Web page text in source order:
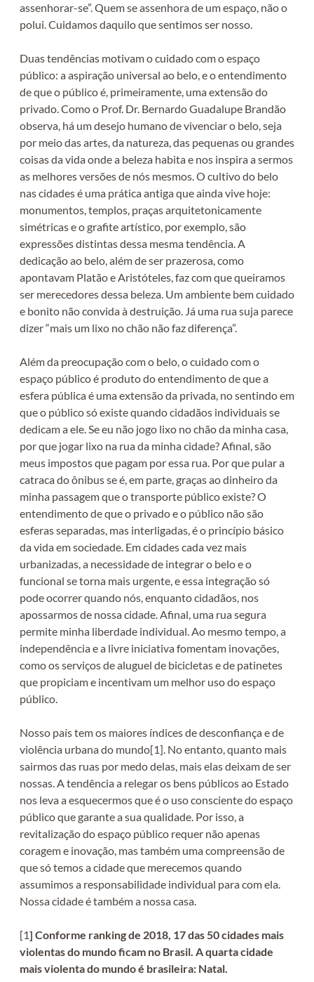
assenhorar-se”. Quem se assenhora de um espaço, não o
polui. Cuidamos daquilo que sentimos ser nosso.
Duas tendências motivam o cuidado com o espaço
público: a aspiração universal ao belo, e o entendimento
de que o público é, primeiramente, uma extensão do
privado. Como o Prof. Dr. Bernardo Guadalupe Brandão
observa, há um desejo humano de vivenciar o belo, seja
por meio das artes, da natureza, das pequenas ou grandes
coisas da vida onde a beleza habita e nos inspira a sermos
as melhores versões de nós mesmos. O cultivo do belo
nas cidades é uma prática antiga que ainda vive hoje:
monumentos, templos, praças arquitetonicamente
simétricas e o grafite artístico, por exemplo, são
expressões distintas dessa mesma tendência. A
dedicação ao belo, além de ser prazerosa, como
apontavam Platão e Aristóteles, faz com que queiramos
ser merecedores dessa beleza. Um ambiente bem cuidado
e bonito não convida à destruição. Já uma rua suja parece
dizer “mais um lixo no chão não faz diferença”.
Além da preocupação com o belo, o cuidado com o
espaço público é produto do entendimento de que a
esfera pública é uma extensão da privada, no sentindo em
que o público só existe quando cidadãos individuais se
dedicam a ele. Se eu não jogo lixo no chão da minha casa,
por que jogar lixo na rua da minha cidade? Afinal, são
meus impostos que pagam por essa rua. Por que pular a
catraca do ônibus se é, em parte, graças ao dinheiro da
minha passagem que o transporte público existe? O
entendimento de que o privado e o público não são
esferas separadas, mas interligadas, é o princípio básico
da vida em sociedade. Em cidades cada vez mais
urbanizadas, a necessidade de integrar o belo e o
funcional se torna mais urgente, e essa integração só
pode ocorrer quando nós, enquanto cidadãos, nos
apossarmos de nossa cidade. Afinal, uma rua segura
permite minha liberdade individual. Ao mesmo tempo, a
independência e a livre iniciativa fomentam inovações,
como os serviços de aluguel de bicicletas e de patinetes
que propiciam e incentivam um melhor uso do espaço
público.
Nosso país tem os maiores índices de desconfiança e de
violência urbana do mundo[1]. No entanto, quanto mais
sairmos das ruas por medo delas, mais elas deixam de ser
nossas. A tendência a relegar os bens públicos ao Estado
nos leva a esquecermos que é o uso consciente do espaço
público que garante a sua qualidade. Por isso, a
revitalização do espaço público requer não apenas
coragem e inovação, mas também uma compreensão de
que só temos a cidade que merecemos quando
assumimos a responsabilidade individual para com ela.
Nossa cidade é também a nossa casa.
[1] Conforme ranking de 2018, 17 das 50 cidades mais
violentas do mundo ficam no Brasil. A quarta cidade
mais violenta do mundo é brasileira: Natal.